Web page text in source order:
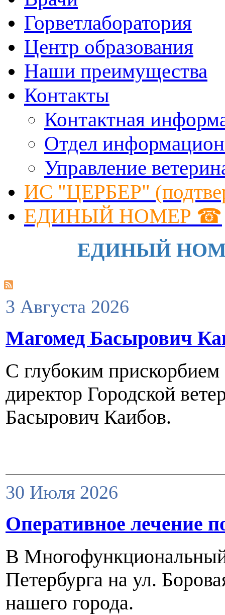
Горветлаборатория
Центр образования
Наши преимущества
Контакты
Контактная
Отдел
Управление
ИС "ЦЕРБЕР"
ЕДИНЫЙ НОМЕР ☎
ЕДИНЫЙ
3 Августа 2026
Магомед Басырович
С глубоким прискорбием
директор Городской
Басырович Каибов.
30 Июля 2026
Оперативное лечение
В Многофункциональный
Петербурга на ул.
нашего города.